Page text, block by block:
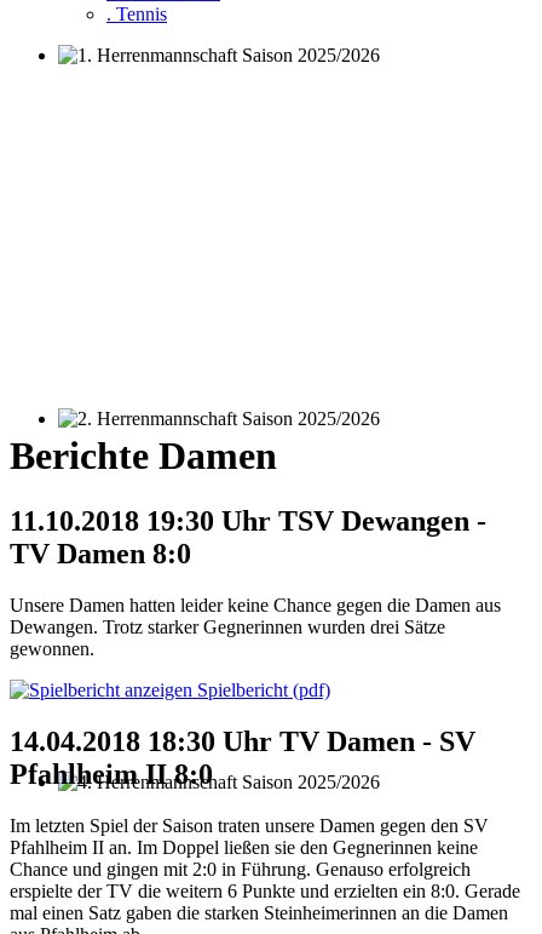
. Tennis
2. Herrenmannschaft Saison 2025/2026
Berichte Damen
11.10.2018 19:30 Uhr TSV Dewangen -
TV Damen 8:0
Unsere Damen hatten leider keine Chance gegen die Damen aus
Dewangen. Trotz starker Gegnerinnen wurden drei Sätze
gewonnen.
Spielbericht (pdf)
14.04.2018 18:30 Uhr TV Damen - SV
Pfahlheim II 8:0
Im letzten Spiel der Saison traten unsere Damen gegen den SV
Pfahlheim II an. Im Doppel ließen sie den Gegnerinnen keine
Chance und gingen mit 2:0 in Führung. Genauso erfolgreich
erspielte der TV die weitern 6 Punkte und erzielten ein 8:0. Gerade
mal einen Satz gaben die starken Steinheimerinnen an die Damen